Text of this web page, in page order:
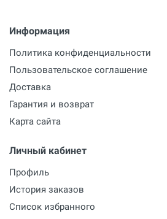
Информация
Политика конфиденциальности
Пользовательское соглашение
Доставка
Гарантия и возврат
Карта сайта
Личный кабинет
Профиль
История заказов
Список избранного